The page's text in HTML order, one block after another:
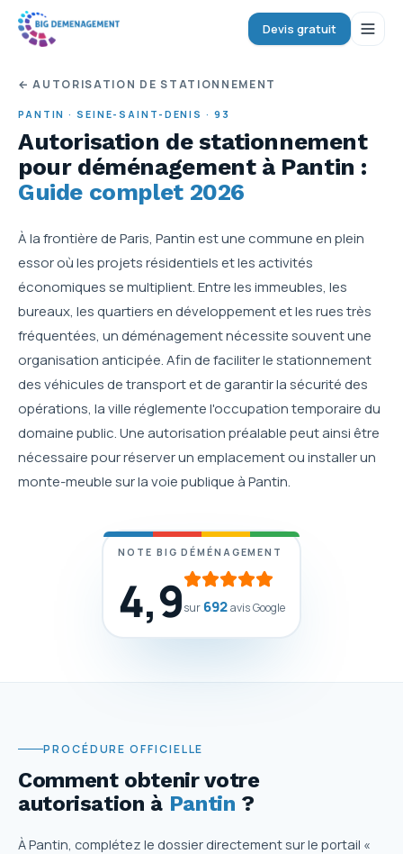
Devis gratuit
← AUTORISATION DE STATIONNEMENT
PANTIN ·SEINE-SAINT-DENIS · 93
Autorisation de stationnement
pour déménagement à Pantin :
Guide complet 2026
À la frontière de Paris, Pantin est une commune en plein
essor où les projets résidentiels et les activités
économiques se multiplient. Entre les immeubles, les
bureaux, les quartiers en développement et les rues très
fréquentées, un déménagement nécessite souvent une
organisation anticipée. Afin de faciliter le stationnement
des véhicules de transport et de garantir la sécurité des
opérations, la ville réglemente l'occupation temporaire du
domaine public. Une autorisation préalable peut ainsi être
nécessaire pour réserver un emplacement ou installer un
monte-meuble sur la voie publique à Pantin.
NOTE BIG DÉMÉNAGEMENT
4,9sur692avis Google
PROCÉDURE OFFICIELLE
Comment obtenir votre
autorisation à Pantin ?
À Pantin, complétez le dossier directement sur le portail «